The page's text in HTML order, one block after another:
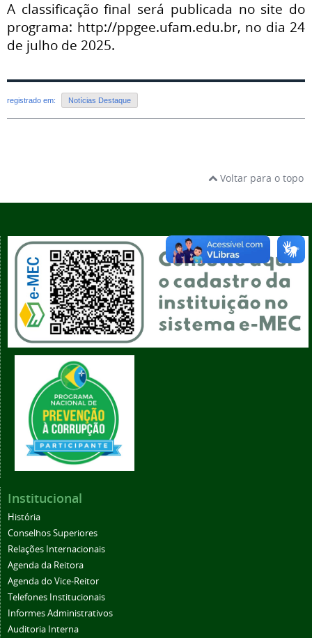
A classificação final será publicada no site do
programa: http://ppgee.ufam.edu.br, no dia 24
de julho de 2025.
registrado em: Notícias Destaque
Voltar para o topo
Institucional
História
Conselhos Superiores
Relações Internacionais
Agenda da Reitora
Agenda do Vice-Reitor
Telefones Institucionais
Informes Administrativos
Auditoria Interna